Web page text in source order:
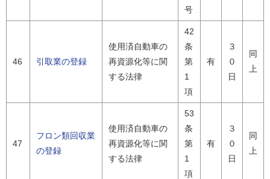
号
46 引取業の登録
使用済自動車の
再資源化等に関
する法律
42
条
第
1
項
有
３
０
日
同
上
47
フロン類回収業
の登録
使用済自動車の
再資源化等に関
する法律
53
条
第
1
項
有
３
０
日
同
上